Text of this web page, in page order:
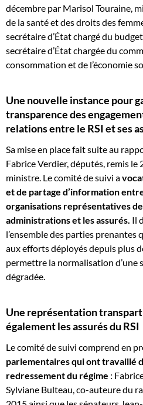
décembre par Marisol Touraine,
de la santé et des droits des
secrétaire d’État chargé du
secrétaire d’État chargée du
consommation et de l’économie
Une nouvelle instance pour
transparence des
relations entre le RSI et ses
Sa mise en place fait suite au
Fabrice Verdier, députés, remis
ministre. Le comité de suivi a
et de partage d’information
organisations représentatives
administrations et les assurés. Il
l’ensemble des parties
aux efforts déployés depuis plus
permettre la normalisation
dégradée.
Une représentation
également les assurés du RSI
Le comité de suivi comprend en
parlementaires qui ont travaillé
redressement du régime :
Sylviane Bulteau, co-auteure du